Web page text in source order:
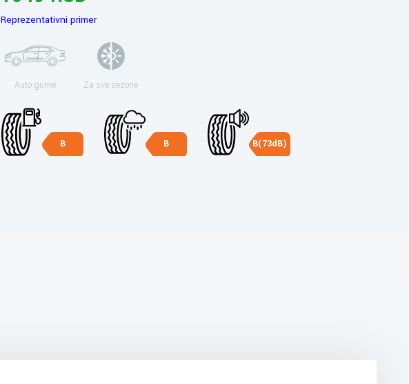
Reprezentativni primer
Auto gume Za sve sezone
B B B(73dB)